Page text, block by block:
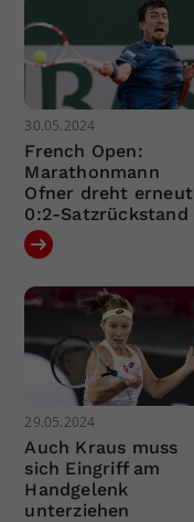
30.05.2024
French Open:
Marathonmann
Ofner dreht erneut
0:2-Satzrückstand
29.05.2024
Auch Kraus muss
sich Eingriff am
Handgelenk
unterziehen